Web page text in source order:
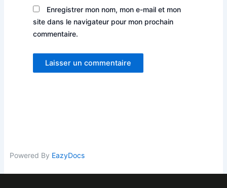
Enregistrer mon nom, mon e-mail et mon
site dans le navigateur pour mon prochain
commentaire.
Powered By EazyDocs